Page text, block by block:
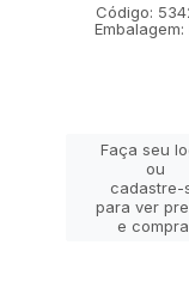
Código:
Embalagem:
Faça seu
ou
cadastre-
para ver
e